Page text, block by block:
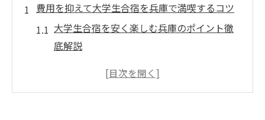
費用を抑えて大学生合宿を兵庫で満喫するコツ
大学生合宿を安く楽しむ兵庫のポイント徹
底解説
費用を抑えた大学生旅行のプラン作りのコ